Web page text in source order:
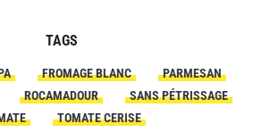
TAGS
FROMAGE BLANC
PARMESAN
ROCAMADOUR
SANS PÉTRISSAGE
TOMATE CERISE